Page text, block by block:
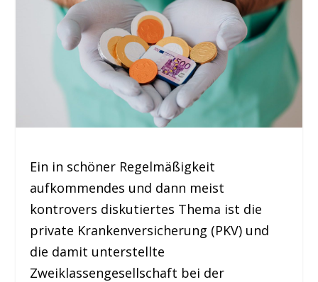
Ein in schöner Regelmäßigkeit
aufkommendes und dann meist
kontrovers diskutiertes Thema ist die
private Krankenversicherung (PKV) und
die damit unterstellte
Zweiklassengesellschaft bei der